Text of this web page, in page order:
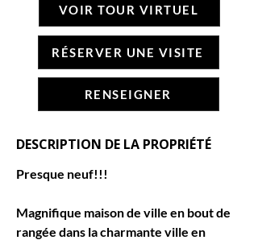
VOIR TOUR VIRTUEL
RÉSERVER UNE VISITE
RENSEIGNER
DESCRIPTION DE LA PROPRIÉTÉ
Presque neuf!!!
Magnifique maison de ville en bout de
rangée dans la charmante ville en